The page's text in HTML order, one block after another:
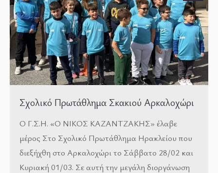
Σχολικό Πρωτάθλημα Σκακιού Αρκαλοχώρι
Ο Γ.Σ.Η. «Ο ΝΙΚΟΣ ΚΑΖΑΝΤΖΑΚΗΣ» έλαβε
μέρος Στο Σχολικό Πρωτάθλημα Ηρακλείου που
διεξήχθη στο Αρκαλοχώρι το Σάββατο 28/02 και
Κυριακή 01/03. Σε αυτή την μεγάλη διοργάνωση